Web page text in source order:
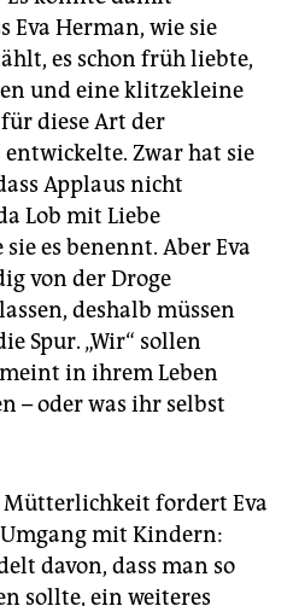
Eva Herman, wie sie
es schon früh liebte,
und eine klitzekleine
diese Art der
Zwar hat sie
Applaus nicht
Lob mit Liebe
es benennt. Aber Eva
von der Droge
deshalb müssen
Spur. „Wir“ sollen
in ihrem Leben
– oder was ihr selbst
Mütterlichkeit fordert Eva
mit Kindern:
davon, dass man so
sollte, ein weiteres